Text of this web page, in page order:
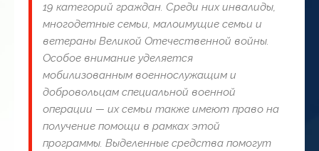
19 категорий граждан. Среди них инвалиды,
многодетные семьи, малоимущие семьи и
ветераны Великой Отечественной войны.
Особое внимание уделяется
мобилизованным военнослужащим и
добровольцам специальной военной
операции — их семьи также имеют право на
получение помощи в рамках этой
программы. Выделенные средства помогут